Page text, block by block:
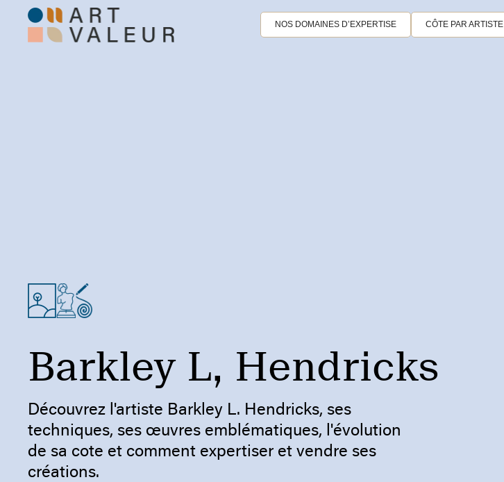
NOS DOMAINES D’EXPERTISE CÔTE PAR ARTISTE
Barkley L, Hendricks
Découvrez l'artiste Barkley L. Hendricks, ses
techniques, ses œuvres emblématiques, l'évolution
de sa cote et comment expertiser et vendre ses
créations.